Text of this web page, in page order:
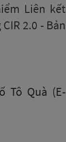
Liên kết
2.0 - Bản
Tô Quà (E-